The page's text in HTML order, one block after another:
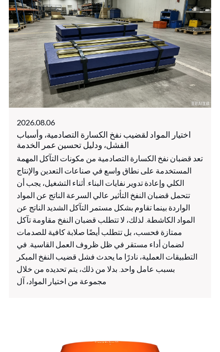
2026.08.06
اختيار المواد لقضيب نفخ الكسارة التصادمية، وأسباب
الفشل، ودليل تحسين عمر الخدمة
تعد قضبان نفخ الكسارة التصادمية من مكونات التآكل المهمة
المستخدمة على نطاق واسع في صناعات التعدين والإنتاج
الكلي وإعادة تدوير نفايات البناء. أثناء التشغيل، يجب أن
تتحمل قضبان النفخ التأثير عالي السرعة الناتج عن المواد
الواردة بينما تقاوم بشكل مستمر التآكل الشديد الناتج عن
المواد الكاشطة. لذلك، لا تتطلب قضبان النفخ مقاومة تآكل
ممتازة فحسب، بل تتطلب أيضًا صلابة كافية للصدمات
لضمان أداء مستقر في ظل ظروف العمل القاسية. في
التطبيقات العملية، نادرًا ما يحدث فشل قضيب النفخ المبكر
بسبب عامل واحد. بدلا من ذلك، يتم تحديده من خلال
مجموعة من اختيار المواد، آل